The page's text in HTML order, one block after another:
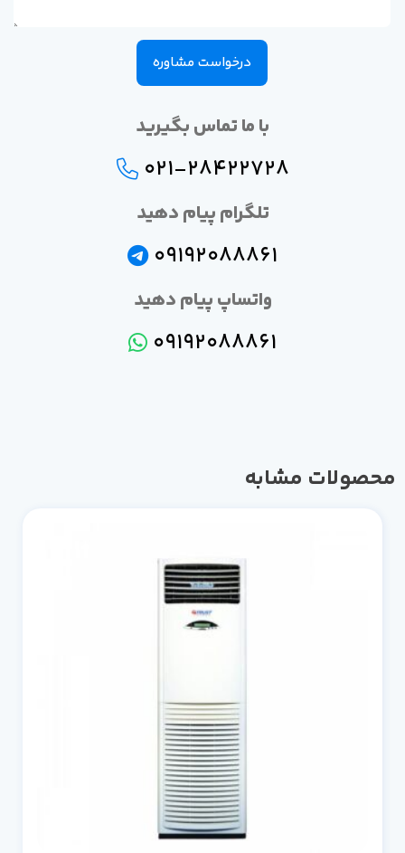
درخواست مشاوره
با ما تماس بگیرید
021-28422728
تلگرام پیام دهید
09192088861
واتساپ پیام دهید
09192088861
مشابه